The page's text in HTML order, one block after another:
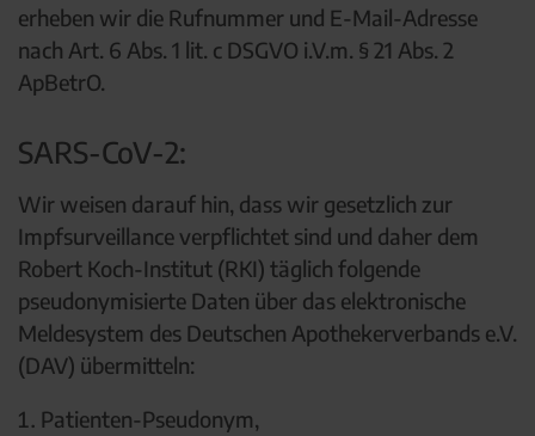
erheben wir die Rufnummer und E-Mail-Adresse
nach Art. 6 Abs. 1 lit. c DSGVO i.V.m. § 21 Abs. 2
ApBetrO.
SARS-CoV-2:
Wir weisen darauf hin, dass wir gesetzlich zur
Impfsurveillance verpflichtet sind und daher dem
Robert Koch-Institut (RKI) täglich folgende
pseudonymisierte Daten über das elektronische
Meldesystem des Deutschen Apothekerverbands e.V.
(DAV) übermitteln:
Patienten-Pseudonym,